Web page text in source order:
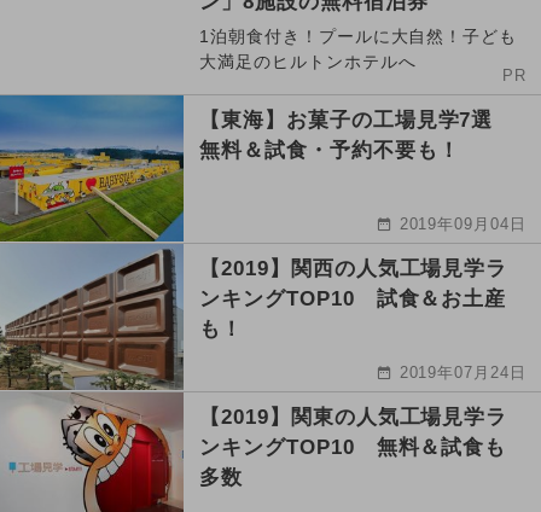
1泊朝食付き！プールに大自然！子ども
大満足のヒルトンホテルへ
PR
【東海】お菓子の工場見学7選
無料＆試食・予約不要も！
2019年09月04日
【2019】関西の人気工場見学ラ
ンキングTOP10 試食＆お土産
も！
2019年07月24日
【2019】関東の人気工場見学ラ
ンキングTOP10 無料＆試食も
多数